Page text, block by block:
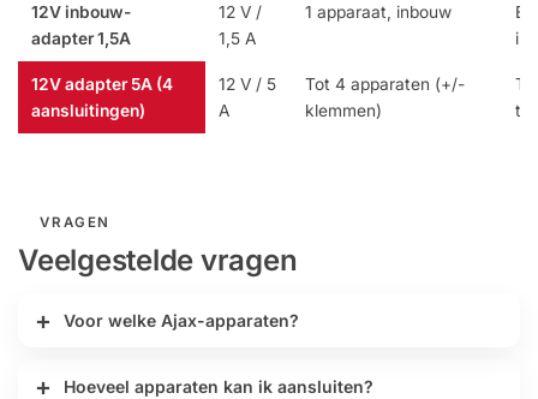
12V inbouw-
adapter 1,5A
12 V /
1,5 A
1 apparaat, inbouw
12V adapter 5A (4
aansluitingen)
12 V / 5
A
Tot 4 apparaten (+/-
klemmen)
VRAGEN
Veelgestelde vragen
Voor welke Ajax-apparaten?
Hoeveel apparaten kan ik aansluiten?